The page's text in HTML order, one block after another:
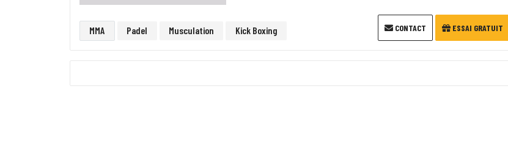
MMA Padel Musculation Kick Boxing CONTACT ESSAI GRATUIT